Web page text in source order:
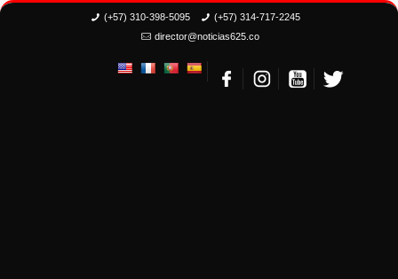
(+57) 310-398-5095
(+57) 314-717-2245
director@noticias625.co